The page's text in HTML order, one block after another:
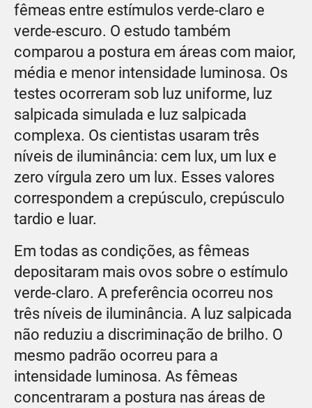
fêmeas entre estímulos verde-claro e
verde-escuro. O estudo também
comparou a postura em áreas com maior,
média e menor intensidade luminosa. Os
testes ocorreram sob luz uniforme, luz
salpicada simulada e luz salpicada
complexa. Os cientistas usaram três
níveis de iluminância: cem lux, um lux e
zero vírgula zero um lux. Esses valores
correspondem a crepúsculo, crepúsculo
tardio e luar.
Em todas as condições, as fêmeas
depositaram mais ovos sobre o estímulo
verde-claro. A preferência ocorreu nos
três níveis de iluminância. A luz salpicada
não reduziu a discriminação de brilho. O
mesmo padrão ocorreu para a
intensidade luminosa. As fêmeas
concentraram a postura nas áreas de